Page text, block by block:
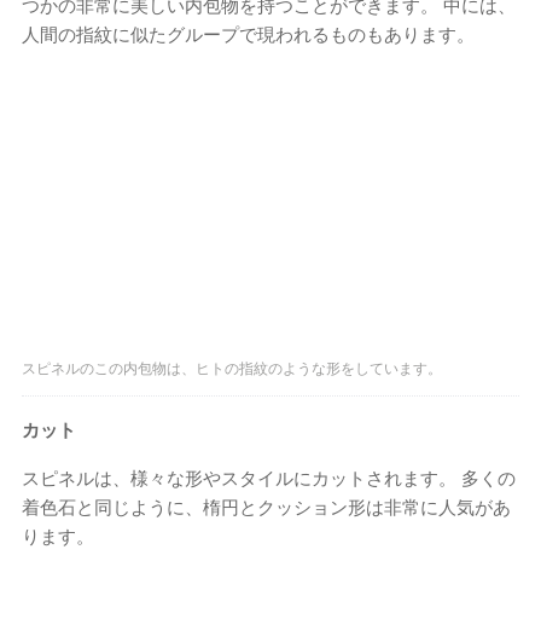
つかの非常に美しい内包物を持つことができます。 中には、
人間の指紋に似たグループで現われるものもあります。
スピネルのこの内包物は、ヒトの指紋のような形をしています。
カット
スピネルは、様々な形やスタイルにカットされます。 多くの
着色石と同じように、楕円とクッション形は非常に人気があ
ります。